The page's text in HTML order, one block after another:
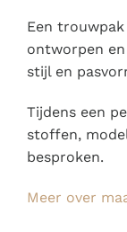
Een
ontworpen
stijl en
Tijdens een
stoffen,
besproken.
Meer over